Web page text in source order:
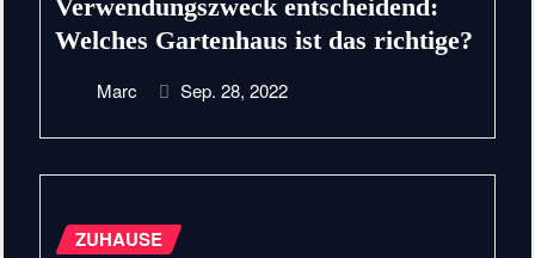
Verwendungszweck entscheidend:
Welches Gartenhaus ist das richtige?
Marc Sep. 28, 2022
ZUHAUSE